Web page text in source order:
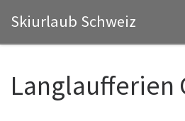
Zum Inhalt springen
Skiurlaub Schweiz
Langlaufferien